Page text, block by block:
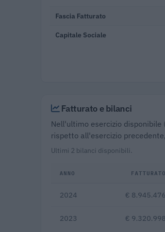
Fascia Fatturato
Capitale Sociale
Fatturato e bilanci
Nell'ultimo esercizio
rispetto all'esercizio
Ultimi 2 bilanci disponibili.
ANNO FATTURATO
2024 € 8.945.476
2023 € 9.320.998